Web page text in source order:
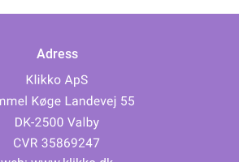
Adress